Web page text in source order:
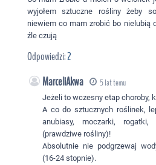
wyjołem sztuczne rośliny żeby
niewiem co mam zrobić bo nielubią
źle czują
Odpowiedzi:2
MarceliAkwa 5 lat temu
Jeżeli to wczesny etap choroby,
A co do sztucznych roślinek,
anubiasy, moczarki,
(prawdziwe rośliny)!
Absolutnie nie podgrzewaj
(16-24 stopnie).